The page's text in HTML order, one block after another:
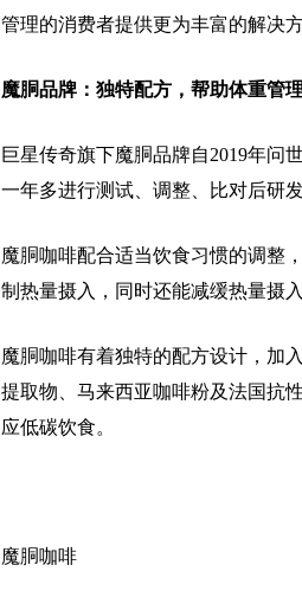
管理的消费者提供更为丰富的解决方
魔胴品牌：独特配方，帮助体重管理
巨星传奇旗下魔胴品牌自2019年问
一年多进行测试、调整、比对后研
魔胴咖啡配合适当饮食习惯的调整
制热量摄入，同时还能减缓热量摄
魔胴咖啡有着独特的配方设计，加
提取物、马来西亚咖啡粉及法国抗
应低碳饮食。
魔胴咖啡